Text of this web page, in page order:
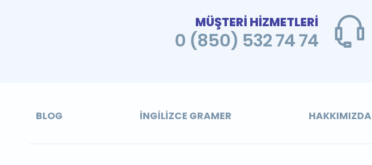
MÜŞTERİ HİZMETLERİ
0 (850) 532 74 74
BLOG İNGILIZCE GRAMER HAKKIMIZDA